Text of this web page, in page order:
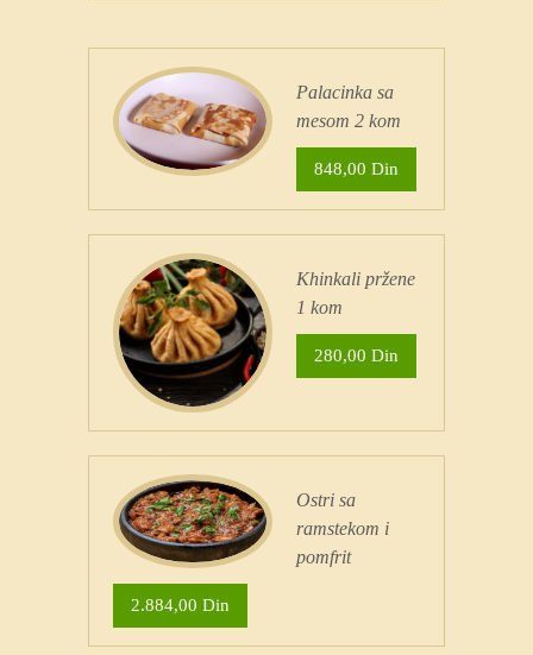
Palacinka sa
mesom 2 kom
848,00 Din
Khinkali pržene
1 kom
280,00 Din
Ostri sa
ramstekom i
pomfrit
2.884,00 Din